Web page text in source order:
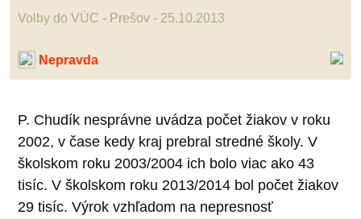
Volby do VÚC - Prešov - 25.10.2013
Nepravda
P. Chudík nesprávne uvádza počet žiakov v roku
2002, v čase kedy kraj prebral stredné školy. V
školskom roku 2003/2004 ich bolo viac ako 43
tisíc. V školskom roku 2013/2014 bol počet žiakov
29 tisíc. Výrok vzhľadom na nepresnosť